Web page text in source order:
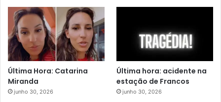
Última Hora: Catarina
Miranda
junho 30, 2026
Última hora: acidente na
estação de Francos
junho 30, 2026